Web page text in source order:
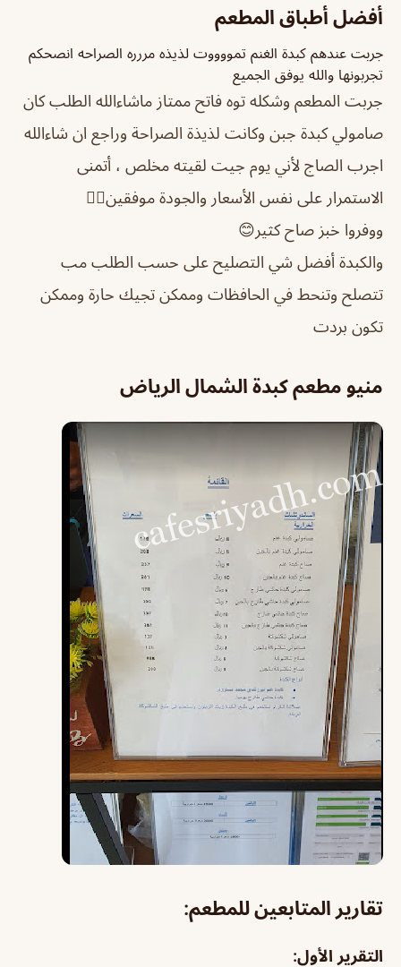
أفضل أطباق المطعم
جربت عندهم كبدة الغنم تمووووت لذيذه مررره الصراحه انصحكم
تجربونها والله يوفق الجميع
جربت المطعم وشكله توه فاتح ممتاز ماشاءالله الطلب كان
صامولي كبدة جبن وكانت لذيذة الصراحة وراجع ان شاءالله
اجرب الصاج لأني يوم جيت لقيته مخلص ، أتمنى
الاستمرار على نفس الأسعار والجودة موفقين👍🏻
ووفروا خبز صاح كثير😊
والكبدة أفضل شي التصليح على حسب الطلب مب
تتصلح وتنحط في الحافظات وممكن تجيك حارة وممكن
تكون بردت
منيو مطعم كبدة الشمال الرياض
تقارير المتابعين للمطعم:
التقرير الأول: